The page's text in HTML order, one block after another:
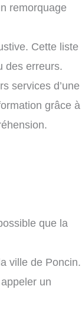
remorquage
Cette liste
des erreurs.
services d’une
grâce à
que la
ville de Poncin.
un